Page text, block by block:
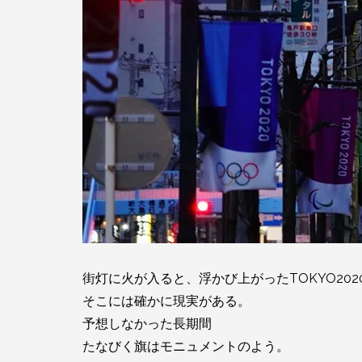
街灯に火が入ると、浮かび上がった
そこには確かに現実がある。
予想しなかった長期間
たなびく旗はモニュメントのよう。